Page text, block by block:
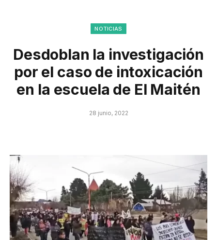
NOTICIAS
Desdoblan la investigación
por el caso de intoxicación
en la escuela de El Maitén
28 junio, 2022